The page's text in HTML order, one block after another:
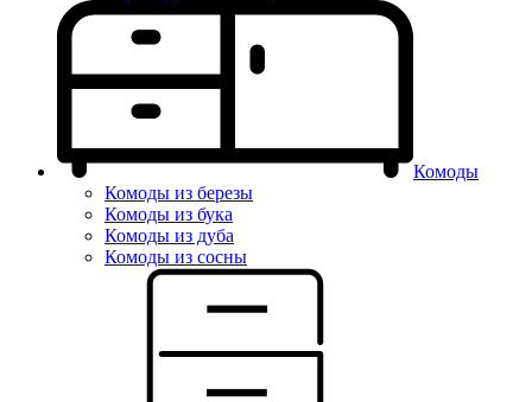
Комоды
Комоды из березы
Комоды из бука
Комоды из дуба
Комоды из сосны